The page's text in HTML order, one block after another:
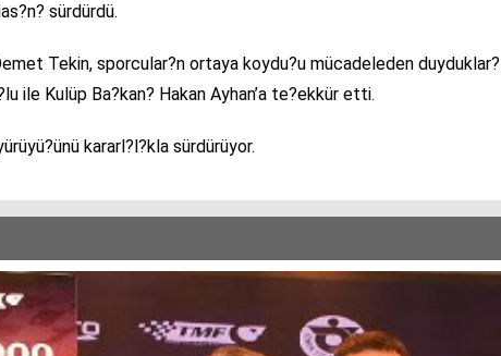
sürdürdü.
Tekin, sporcular?n ortaya koydu?u mücadeleden
ile Kulüp Ba?kan? Hakan Ayhan’a te?ekkür etti.
kararl?l?kla sürdürüyor.